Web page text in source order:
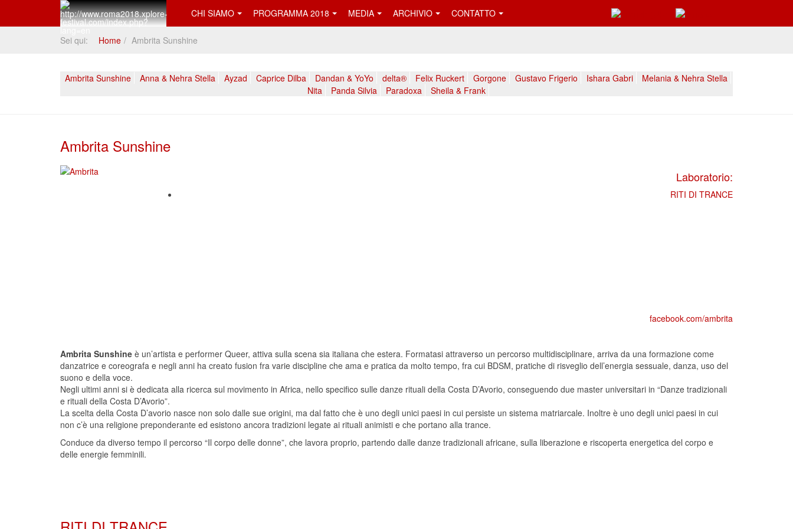
CHI SIAMO PROGRAMMA 2018 MEDIA ARCHIVIO CONTATTO
Sei qui: Home Ambrita Sunshine
Ambrita Sunshine Anna & Nehra Stella Ayzad Caprice Dilba Dandan & YoYo delta® Felix Ruckert Gorgone Gustavo Frigerio Ishara Gabri
Melania & Nehra Stella
Nita
Panda Silvia Paradoxa Sheila & Frank
Ambrita Sunshine
Laboratorio:
RITI DI TRANCE
facebook.com/ambrita
Ambrita Sunshine è un’artista e performer Queer, attiva sulla scena sia italiana che estera. Formatasi attraverso un percorso multidisciplinare, arriva da una formazione come
danzatrice e coreografa e negli anni ha creato fusion fra varie discipline che ama e pratica da molto tempo, fra cui BDSM, pratiche di risveglio dell’energia sessuale, danza, uso del
suono e della voce.
Negli ultimi anni si è dedicata alla ricerca sul movimento in Africa, nello specifico sulle danze rituali della Costa D’Avorio, conseguendo due master universitari in “Danze tradizionali
e rituali della Costa D’Avorio”.
La scelta della Costa D’avorio nasce non solo dalle sue origini, ma dal fatto che è uno degli unici paesi in cui persiste un sistema matriarcale. Inoltre è uno degli unici paesi in cui
non c’è una religione preponderante ed esistono ancora tradizioni legate ai rituali animisti e che portano alla trance.
Conduce da diverso tempo il percorso “Il corpo delle donne”, che lavora proprio, partendo dalle danze tradizionali africane, sulla liberazione e riscoperta energetica del corpo e
delle energie femminili.